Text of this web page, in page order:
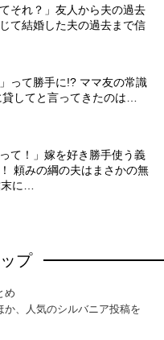
それ？」友人から夫の過去
て結婚した夫の過去まで信
って勝手に!? ママ友の常識
してと言ってきたのは…
て！」嫁を好き勝手使う義
頼みの綱の夫はまさかの無
に…
プ
め
か、人気のシルバニア投稿を